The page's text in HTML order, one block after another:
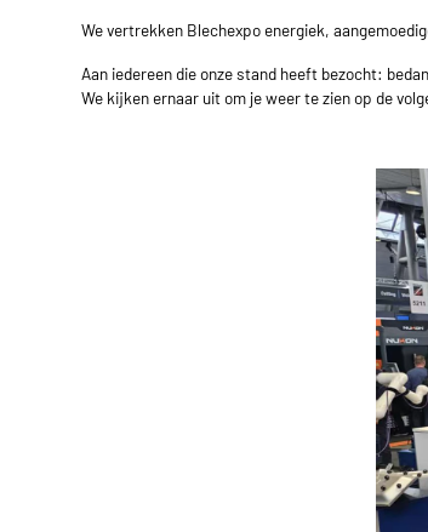
We vertrekken Blechexpoenergiek,
Aan iedereen die onze stand heeft bezocht:
We kijken ernaar uit om je weer te zien op de